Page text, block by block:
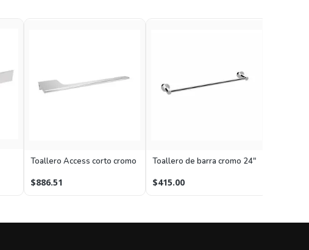
Toallero Access corto cromo
$886.51
Toallero de barra cromo 24"
$415.00